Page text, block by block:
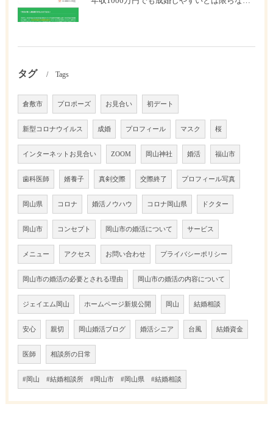
タグ Tags
倉敷市 プロポーズ お見合い 初デート
新型コロナウイルス 成婚 プロフィール マスク 桜
インターネットお見合い ZOOM 岡山神社 婚活 福山市
歯科医師 婿養子 真剣交際 交際終了 プロフィール写真
岡山県 コロナ 婚活ノウハウ コロナ岡山県 ドクター
岡山市 コンセプト 岡山市の婚活について サービス
メニュー アクセス お問い合わせ プライバシーポリシー
岡山市の婚活の必要とされる理由 岡山市の婚活の内容について
ジェイエム岡山 ホームページ新規公開 岡山 結婚相談
安心 親切 岡山婚活ブログ 婚活シニア 台風 結婚資金
医師 相談所の日常
#岡山 #結婚相談所 #岡山市 #岡山県 #結婚相談